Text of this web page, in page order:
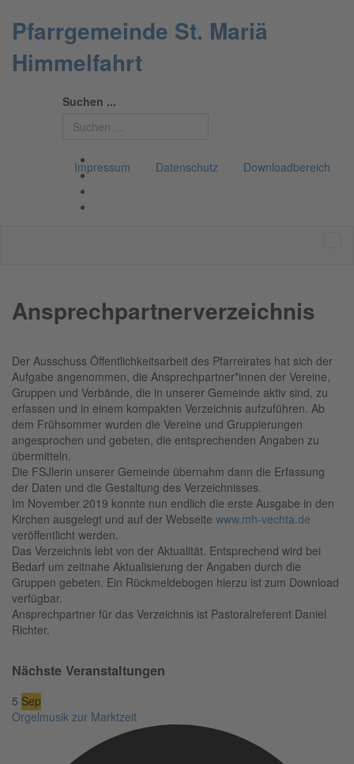
Pfarrgemeinde St. Mariä
Himmelfahrt
Suchen ...
Impressum Datenschutz Downloadbereich
Ansprechpartnerverzeichnis
Der Ausschuss Öffentlichkeitsarbeit des Pfarreirates hat sich der
Aufgabe angenommen, die Ansprechpartner*innen der Vereine,
Gruppen und Verbände, die in unserer Gemeinde aktiv sind, zu
erfassen und in einem kompakten Verzeichnis aufzuführen. Ab
dem Frühsommer wurden die Vereine und Gruppierungen
angesprochen und gebeten, die entsprechenden Angaben zu
übermitteln.
Die FSJlerin unserer Gemeinde übernahm dann die Erfassung
der Daten und die Gestaltung des Verzeichnisses.
Im November 2019 konnte nun endlich die erste Ausgabe in den
Kirchen ausgelegt und auf der Webseite www.mh-vechta.de
veröffentlicht werden.
Das Verzeichnis lebt von der Aktualität. Entsprechend wird bei
Bedarf um zeitnahe Aktualisierung der Angaben durch die
Gruppen gebeten. Ein Rückmeldebogen hierzu ist zum Download
verfügbar.
Ansprechpartner für das Verzeichnis ist Pastoralreferent Daniel
Richter.
Nächste Veranstaltungen
5 Sep
Orgelmusik zur Marktzeit